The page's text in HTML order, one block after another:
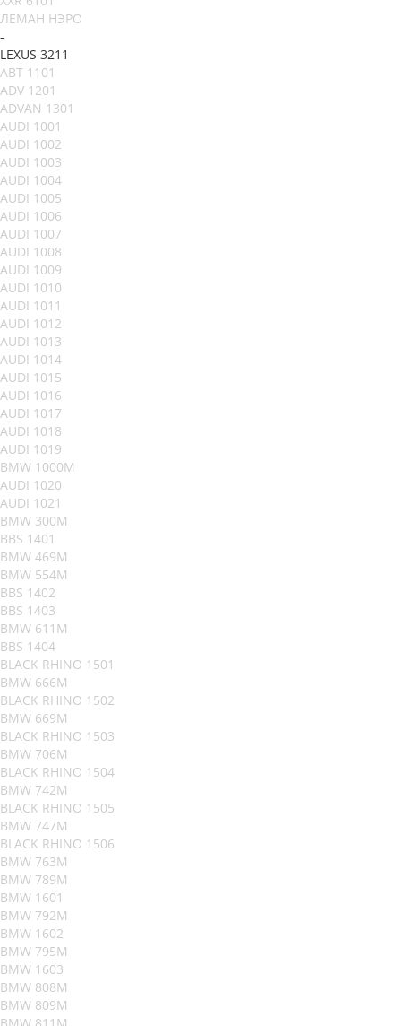
ЛЕМАН НЭРО
-
LEXUS 3211
ABT 1101
ADV 1201
ADVAN 1301
AUDI 1001
AUDI 1002
AUDI 1003
AUDI 1004
AUDI 1005
AUDI 1006
AUDI 1007
AUDI 1008
AUDI 1009
AUDI 1010
AUDI 1011
AUDI 1012
AUDI 1013
AUDI 1014
AUDI 1015
AUDI 1016
AUDI 1017
AUDI 1018
AUDI 1019
BMW 1000M
AUDI 1020
AUDI 1021
BMW 300M
BBS 1401
BMW 469M
BMW 554M
BBS 1402
BBS 1403
BMW 611M
BBS 1404
BLACK RHINO 1501
BMW 666M
BLACK RHINO 1502
BMW 669M
BLACK RHINO 1503
BMW 706M
BLACK RHINO 1504
BMW 742M
BLACK RHINO 1505
BMW 747M
BLACK RHINO 1506
BMW 763M
BMW 789M
BMW 1601
BMW 792M
BMW 1602
BMW 795M
BMW 1603
BMW 808M
BMW 809M